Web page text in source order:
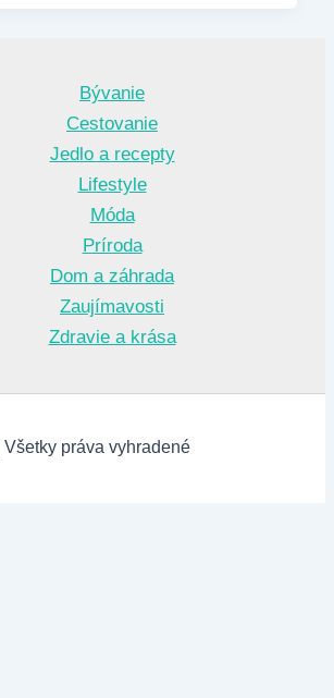
Bývanie
Cestovanie
Jedlo a recepty
Lifestyle
Móda
Príroda
Dom a záhrada
Zaujímavosti
Zdravie a krása
práva vyhradené